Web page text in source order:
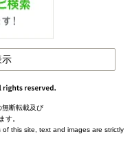
閉じる
示
無断転載及び
す。
this site, text and images are strictly